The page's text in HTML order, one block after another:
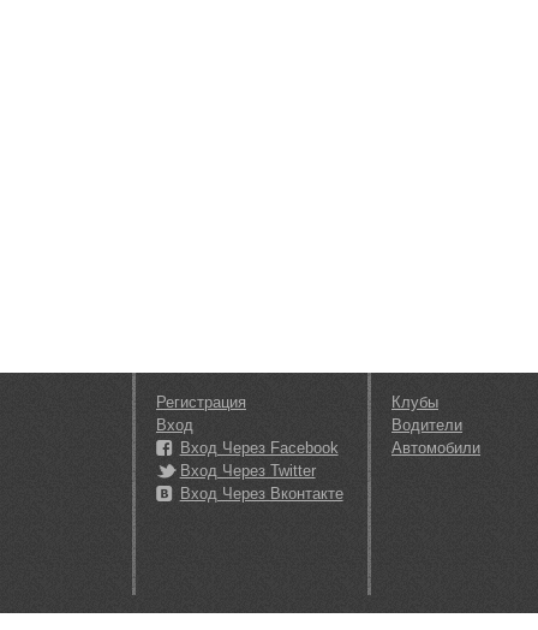
Регистрация
Вход
Вход Через Facebook
Вход Через Twitter
Вход Через Вконтакте
Клубы
Водители
Автомобили